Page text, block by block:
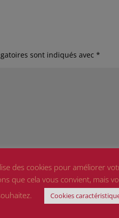
sont indiqués avec*
des cookies pour améliorer
que cela vous convient, mais
Cookies